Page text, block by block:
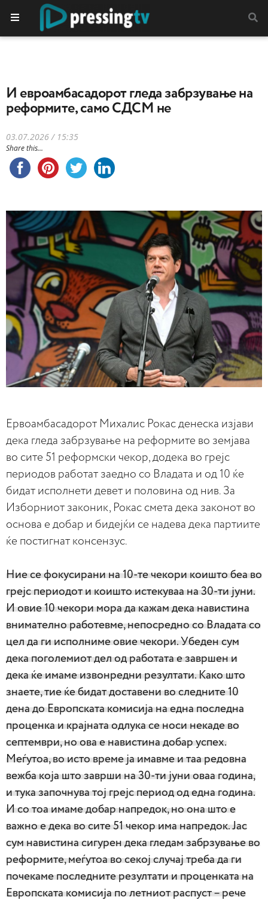
И евроамбасадорот гледа забрзување на
реформите, само СДСМ не
03.07.2026 / 15:35
Share this...
Ервоамбасадорот Михалис Рокас денеска изјави
дека гледа забрзување на реформите во земјава
во сите 51 реформски чекор, додека во грејс
периодов работат заедно со Владата и од 10 ќе
бидат исполнети девет и половина од нив. За
Изборниот законик, Рокас смета дека законот во
основа е добар и бидејќи се надева дека партиите
ќе постигнат консензус.
Ние се фокусирани на 10-те чекори коишто беа во
грејс периодот и коишто истекуваа на 30-ти јуни.
И овие 10 чекори мора да кажам дека навистина
внимателно работевме, непосредно со Владата со
цел да ги исполниме овие чекори. Убеден сум
дека поголемиот дел од работата е завршен и
дека ќе имаме извонредни резултати. Како што
знаете, тие ќе бидат доставени во следните 10
дена до Европската комисија на една последна
проценка и крајната одлука се носи некаде во
септември, но ова е навистина добар успех.
Меѓутоа, во исто време ја имавме и таа редовна
вежба која што заврши на 30-ти јуни оваа година,
и тука започнува тој грејс период од една година.
И со тоа имаме добар напредок, но она што е
важно е дека во сите 51 чекор има напредок. Јас
сум навистина сигурен дека гледам забрзување во
реформите, меѓутоа во секој случај треба да ги
почекаме последните резултати и проценката на
Европската комисија по летниот распуст – рече